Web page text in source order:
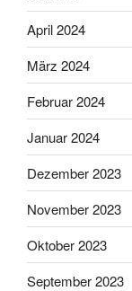
April 2024
März 2024
Februar 2024
Januar 2024
Dezember 2023
November 2023
Oktober 2023
September 2023